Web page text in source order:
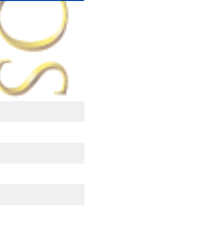
保つように適切な
報保護のため必要
ることはいたしま
止、及びその他の
提供の拒否を求め